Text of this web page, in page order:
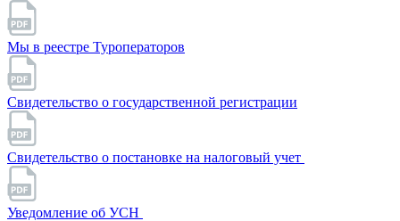
Мы в реестре Туроператоров
Свидетельство о государственной регистрации
Свидетельство о постановке на налоговый учет
Уведомление об УСН